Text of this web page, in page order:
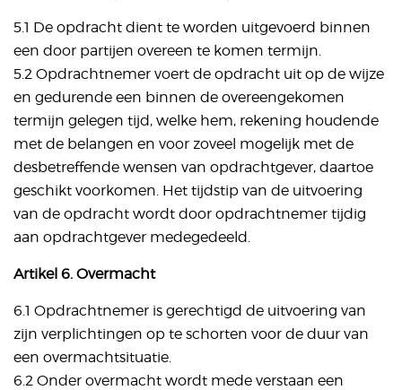
5.1 De opdracht dient te worden uitgevoerd binnen
een door partijen overeen te komen termijn.
5.2 Opdrachtnemer voert de opdracht uit op de wijze
en gedurende een binnen de overeengekomen
termijn gelegen tijd, welke hem, rekening houdende
met de belangen en voor zoveel mogelijk met de
desbetreffende wensen van opdrachtgever, daartoe
geschikt voorkomen. Het tijdstip van de uitvoering
van de opdracht wordt door opdrachtnemer tijdig
aan opdrachtgever medegedeeld.
Artikel 6. Overmacht
6.1 Opdrachtnemer is gerechtigd de uitvoering van
zijn verplichtingen op te schorten voor de duur van
een overmachtsituatie.
6.2 Onder overmacht wordt mede verstaan een